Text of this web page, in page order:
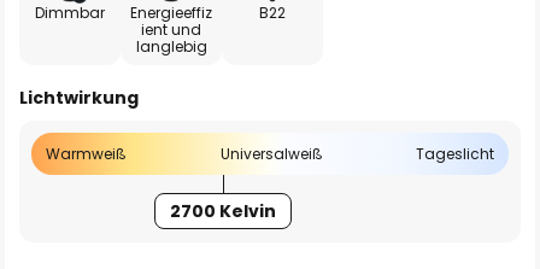
Dimmbar
Energieeffiz
ient und
langlebig
B22
Lichtwirkung
Warmweiß Universalweiß Tageslicht
2700 Kelvin